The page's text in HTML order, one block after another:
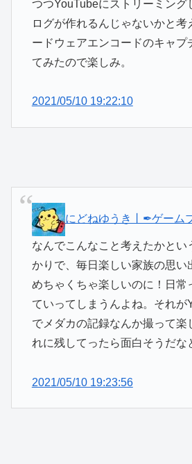
つつYouTubeにストリーミング
ログが作れるんじゃないかと考
ードウェアエンコードのキャプ
てみたので楽しみ。
2021/05/10 19:22:10
にどねゆうき丨✒ゲーム
なんでこんなこと考えたかとい
かりで、毎日楽しい家族の思い
めちゃくちゃ楽しいのに！日常
ていってしまうんよね。それが
でメダカの記録なんか撮って楽
れに残してったら面白そうだな
2021/05/10 19:23:56